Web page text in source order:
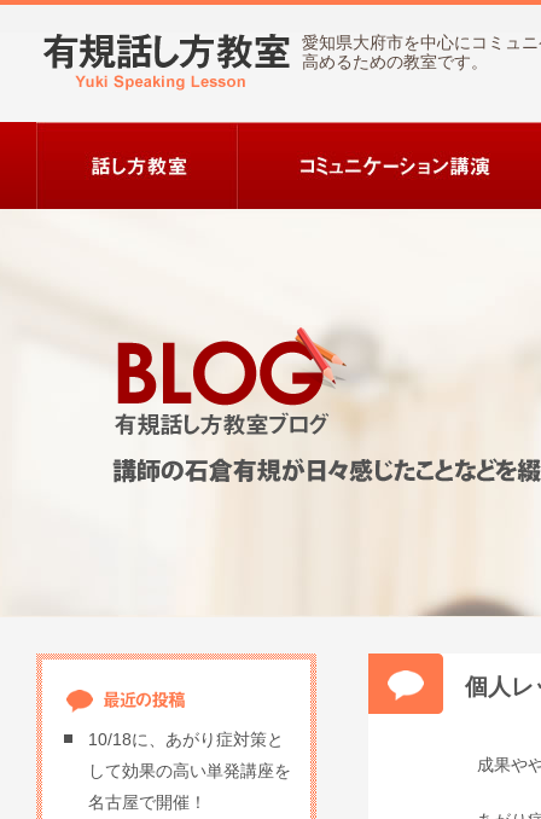
愛知県大府市を中心にコミュ
高めるための教室です。
個人
成果や
10/18に、あがり症対策と
して効果の高い単発講座を
名古屋で開催！